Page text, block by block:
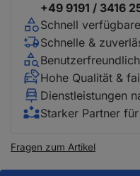
+49 9191 / 3416
Schnell
Schnelle &
Hohe Qualität &
Dienstleistungen
Starker Partner
Fragen zum Artikel